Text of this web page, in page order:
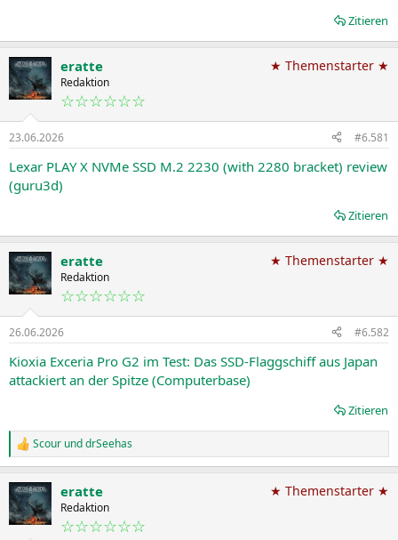
Zitieren
eratte
Redaktion
☆☆☆☆☆☆
★ Themenstarter ★
23.06.2026 #6.581
Lexar PLAY X NVMe SSD M.2 2230 (with 2280 bracket) review
(guru3d)
Zitieren
eratte
Redaktion
☆☆☆☆☆☆
★ Themenstarter ★
26.06.2026 #6.582
Kioxia Exceria Pro G2 im Test: Das SSD-Flaggschiff aus Japan
attackiert an der Spitze (Computerbase)
Zitieren
R
e
k
t
i
Scour unddrSeehas
eratte
Redaktion
☆☆☆☆☆☆
★ Themenstarter ★